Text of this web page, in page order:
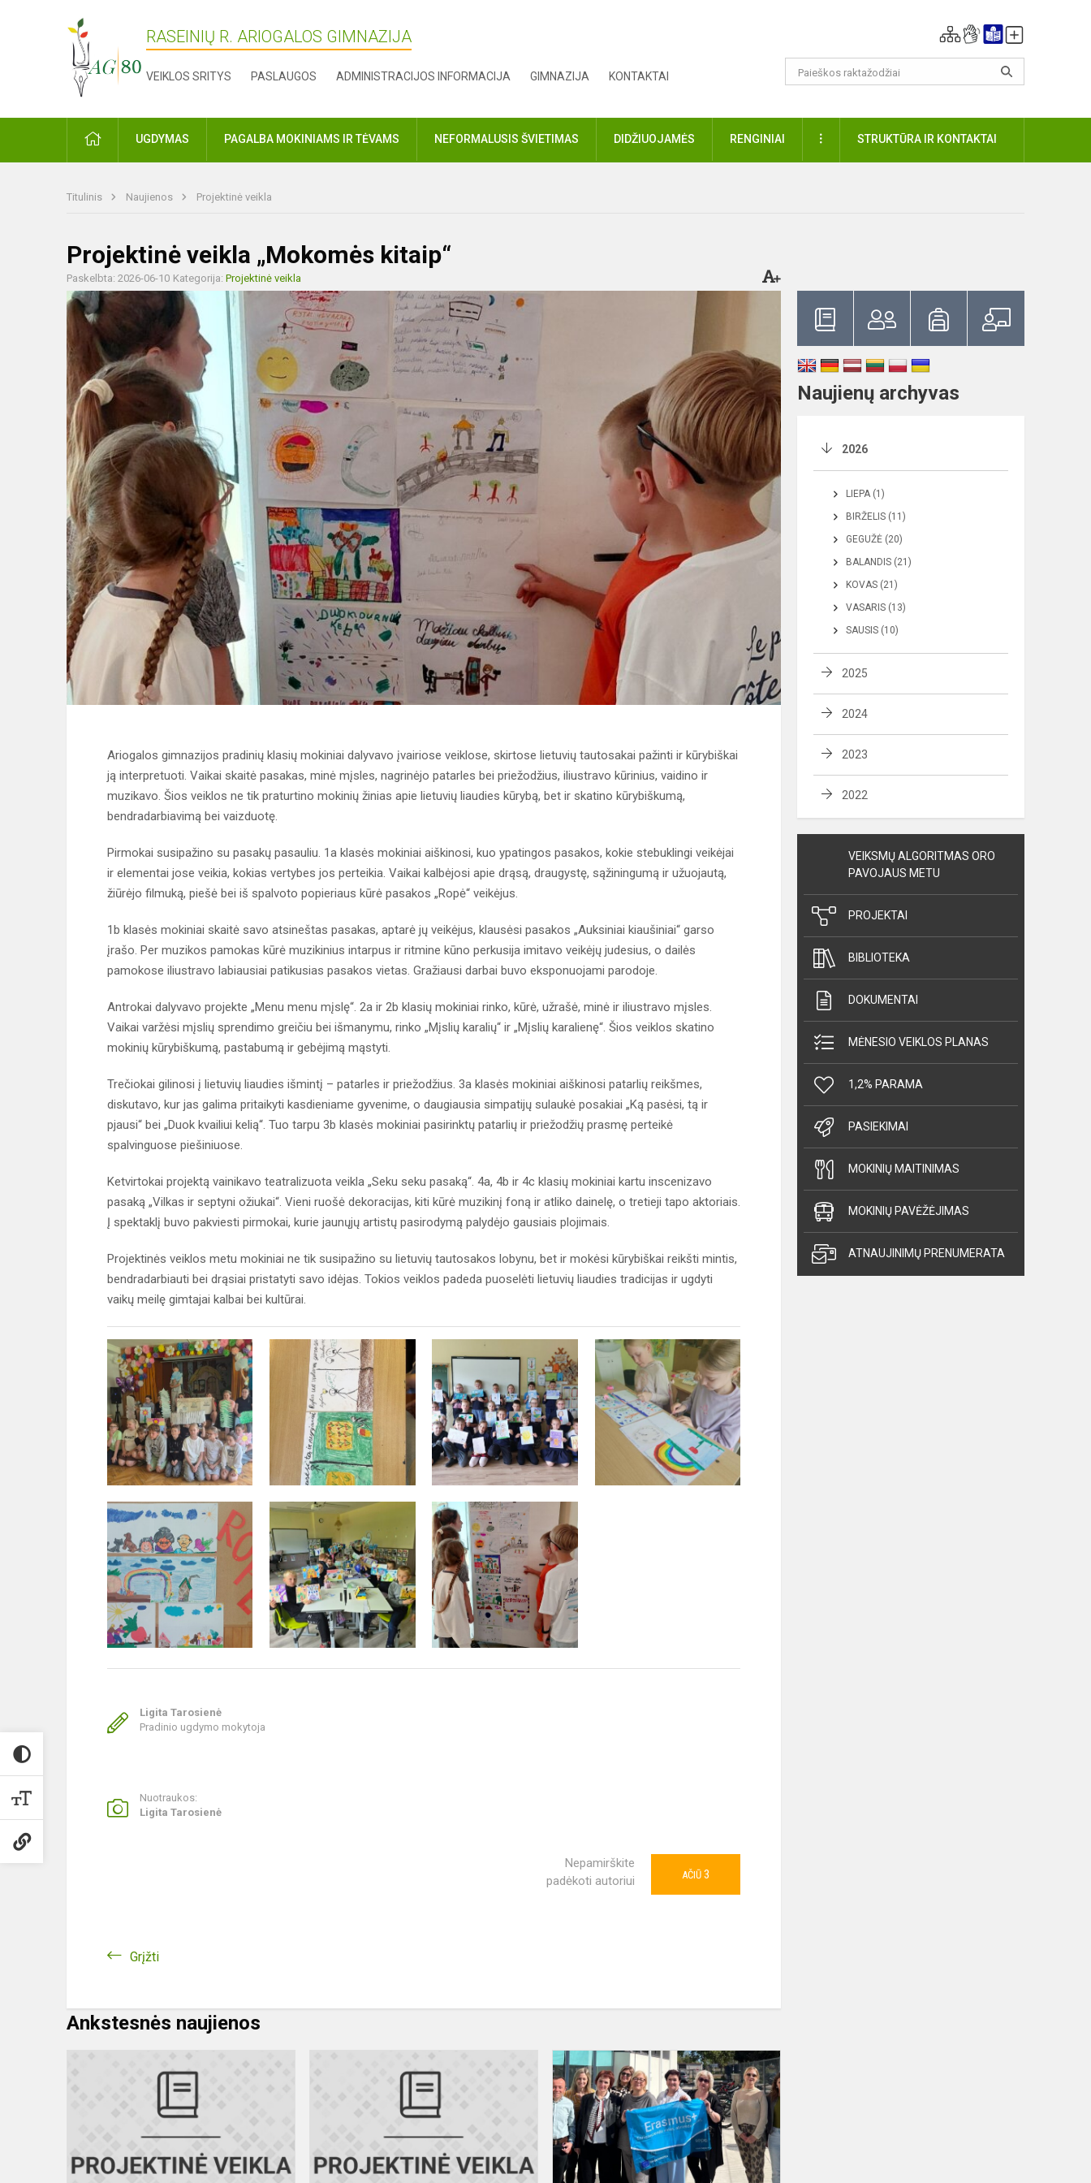
RASEINIŲ R. ARIOGALOS GIMNAZIJA
VEIKLOS SRITYS PASLAUGOS ADMINISTRACIJOS INFORMACIJA GIMNAZIJA KONTAKTAI
PRADŽIAUGDYMAS PAGALBA MOKINIAMS IR TĖVAMS NEFORMALUSIS ŠVIETIMAS DIDŽIUOJAMĖS RENGINIAI DAUGIAUSTRUKTŪRA IR KONTAKTAI
Titulinis Naujienos Projektinė veikla
Projektinė veikla „Mokomės kitaip“
Paskelbta: 2026-06-10 Kategorija: Projektinė veikla
Ariogalos gimnazijos pradinių klasių mokiniai dalyvavo įvairiose veiklose, skirtose lietuvių tautosakai pažinti ir kūrybiškai
ją interpretuoti. Vaikai skaitė pasakas, minė mįsles, nagrinėjo patarles bei priežodžius, iliustravo kūrinius, vaidino ir
muzikavo. Šios veiklos ne tik praturtino mokinių žinias apie lietuvių liaudies kūrybą, bet ir skatino kūrybiškumą,
bendradarbiavimą bei vaizduotę.
Pirmokai susipažino su pasakų pasauliu. 1a klasės mokiniai aiškinosi, kuo ypatingos pasakos, kokie stebuklingi veikėjai
ir elementai jose veikia, kokias vertybes jos perteikia. Vaikai kalbėjosi apie drąsą, draugystę, sąžiningumą ir užuojautą,
žiūrėjo filmuką, piešė bei iš spalvoto popieriaus kūrė pasakos „Ropė“ veikėjus.
1b klasės mokiniai skaitė savo atsineštas pasakas, aptarė jų veikėjus, klausėsi pasakos „Auksiniai kiaušiniai“ garso
įrašo. Per muzikos pamokas kūrė muzikinius intarpus ir ritmine kūno perkusija imitavo veikėjų judesius, o dailės
pamokose iliustravo labiausiai patikusias pasakos vietas. Gražiausi darbai buvo eksponuojami parodoje.
Antrokai dalyvavo projekte „Menu menu mįslę“. 2a ir 2b klasių mokiniai rinko, kūrė, užrašė, minė ir iliustravo mįsles.
Vaikai varžėsi mįslių sprendimo greičiu bei išmanymu, rinko „Mįslių karalių“ ir „Mįslių karalienę“. Šios veiklos skatino
mokinių kūrybiškumą, pastabumą ir gebėjimą mąstyti.
Trečiokai gilinosi į lietuvių liaudies išmintį – patarles ir priežodžius. 3a klasės mokiniai aiškinosi patarlių reikšmes,
diskutavo, kur jas galima pritaikyti kasdieniame gyvenime, o daugiausia simpatijų sulaukė posakiai „Ką pasėsi, tą ir
pjausi“ bei „Duok kvailiui kelią“. Tuo tarpu 3b klasės mokiniai pasirinktų patarlių ir priežodžių prasmę perteikė
spalvinguose piešiniuose.
Ketvirtokai projektą vainikavo teatralizuota veikla „Seku seku pasaką“. 4a, 4b ir 4c klasių mokiniai kartu inscenizavo
pasaką „Vilkas ir septyni ožiukai“. Vieni ruošė dekoracijas, kiti kūrė muzikinį foną ir atliko dainelę, o tretieji tapo aktoriais.
Į spektaklį buvo pakviesti pirmokai, kurie jaunųjų artistų pasirodymą palydėjo gausiais plojimais.
Projektinės veiklos metu mokiniai ne tik susipažino su lietuvių tautosakos lobynu, bet ir mokėsi kūrybiškai reikšti mintis,
bendradarbiauti bei drąsiai pristatyti savo idėjas. Tokios veiklos padeda puoselėti lietuvių liaudies tradicijas ir ugdyti
vaikų meilę gimtajai kalbai bei kultūrai.
Ligita Tarosienė
Pradinio ugdymo mokytoja
Nuotraukos:
Ligita Tarosienė
Nepamirškite
padėkoti autoriui
AČIŪ 3
Grįžti
Ankstesnės naujienos
Kroatijoje
Erasmus+
darbo
stebėjimas
Lenkijoje
sustiprino
pedagogų
pro...
Erasmus+.
Darbo
stebėjimo
Ispanijoje.
Naujienų archyvas
2026
LIEPA (1)
BIRŽELIS (11)
GEGUŽĖ (20)
BALANDIS (21)
KOVAS (21)
VASARIS (13)
SAUSIS (10)
2025
2024
2023
2022
VEIKSMŲ ALGORITMAS ORO
PAVOJAUS METU
PROJEKTAI
BIBLIOTEKA
DOKUMENTAI
MĖNESIO VEIKLOS PLANAS
1,2% PARAMA
PASIEKIMAI
MOKINIŲ MAITINIMAS
MOKINIŲ PAVĖŽĖJIMAS
ATNAUJINIMŲ PRENUMERATA